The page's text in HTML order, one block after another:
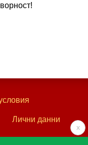
x
Лични данни